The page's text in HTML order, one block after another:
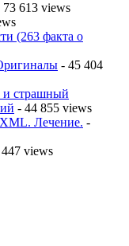
73 613 views
(263 факта о
- 45 404
и страшный
- 44 855 views
Лечение. -
views